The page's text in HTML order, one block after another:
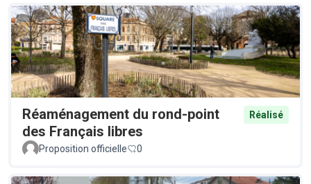
Réaménagement du rond-point
des Français libres
Réalisé
Proposition officielle 0